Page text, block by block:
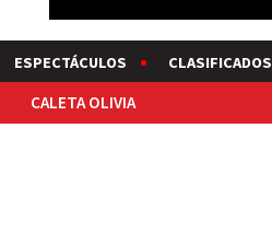
ESPECTÁCULOS CLASIFICADOS
CALETA OLIVIA